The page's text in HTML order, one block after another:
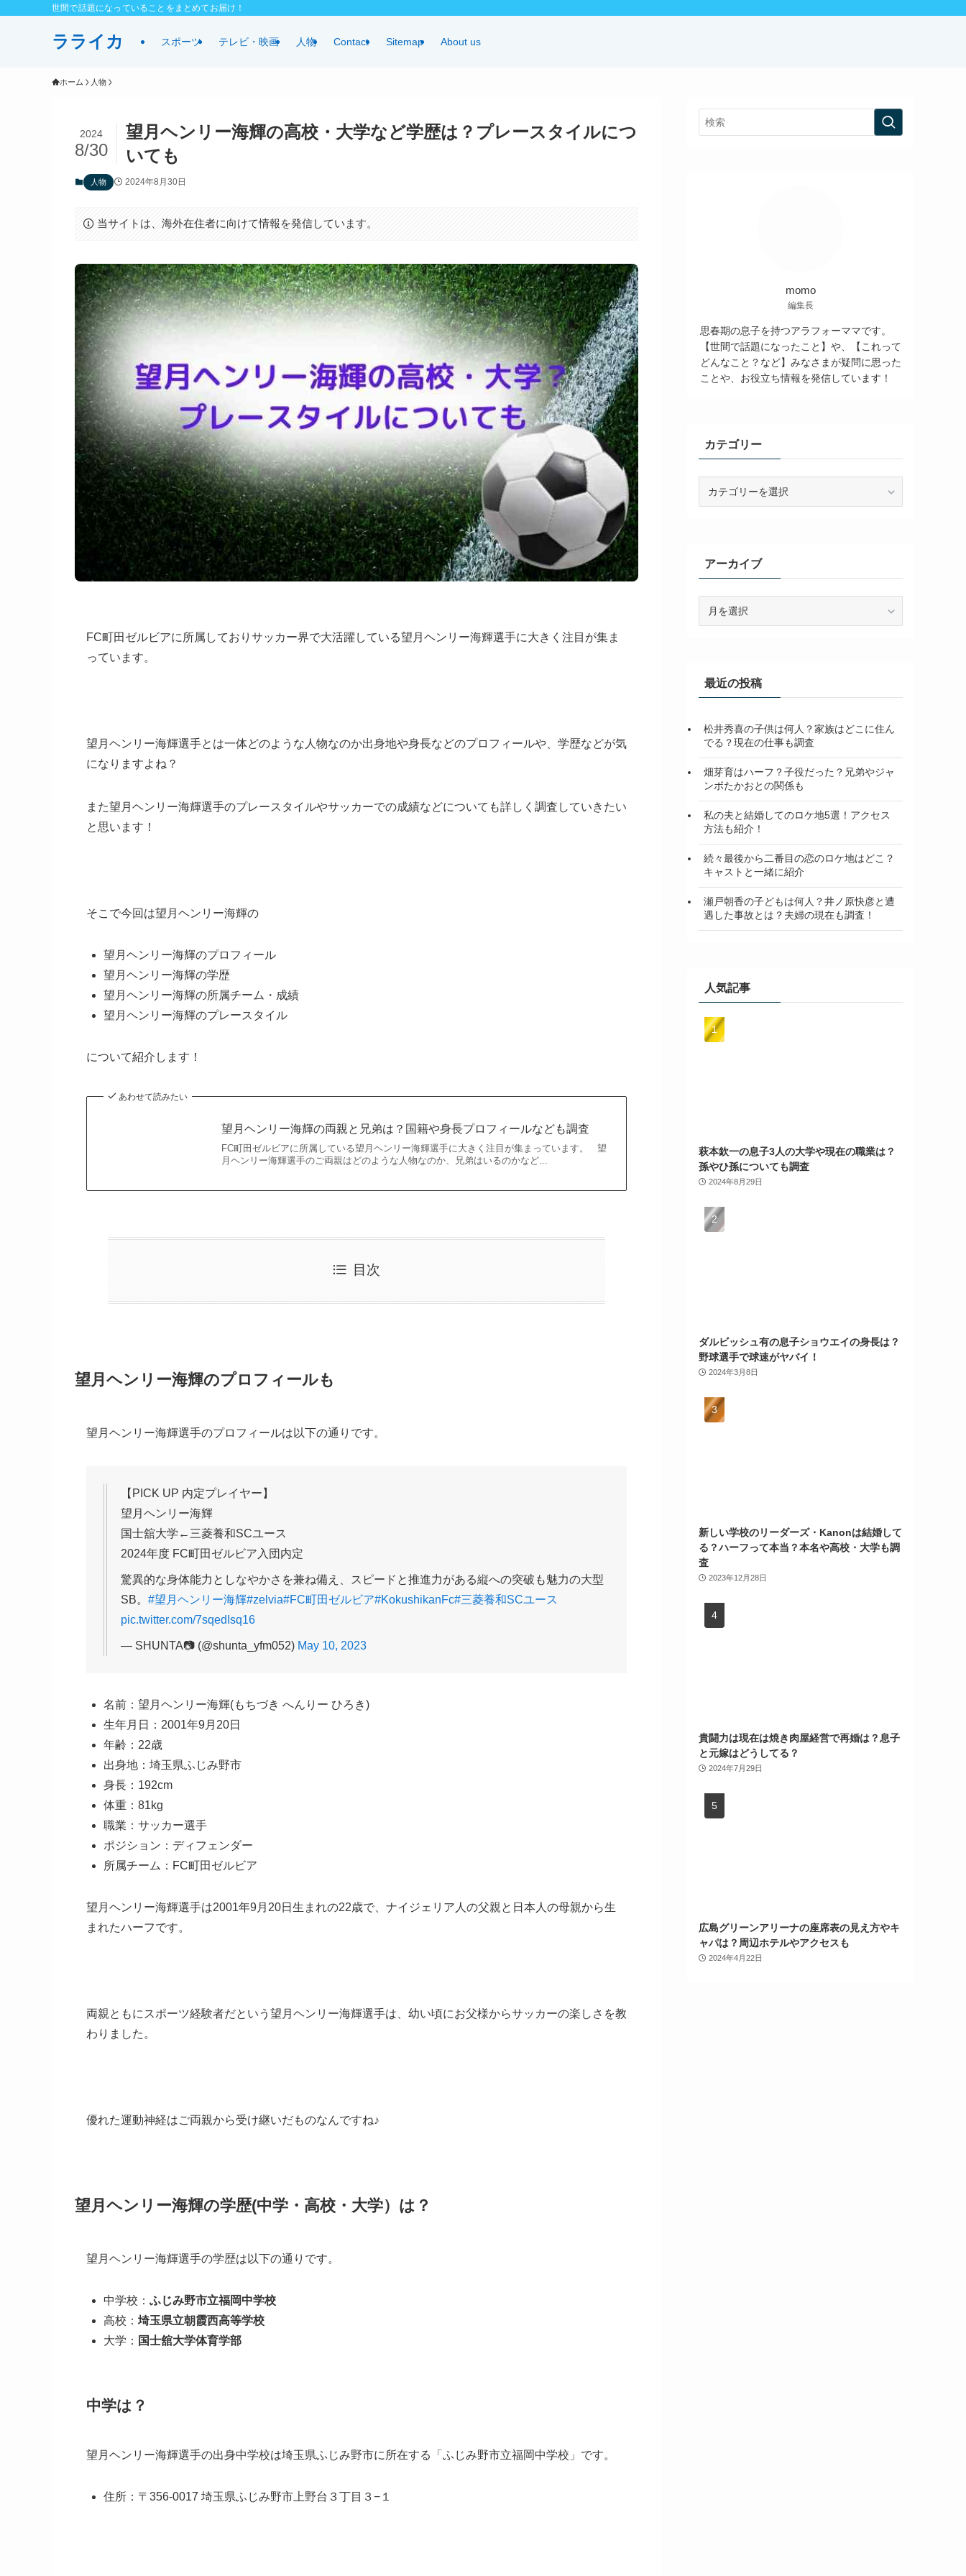
世間で話題になっていることをまとめてお届け！
ラライカ スポーツ テレビ・映画 人物 Contact Sitemap About us
ホーム 人物
望月ヘンリー海輝の高校・大学など学歴は？プレースタイルにつ
いても
2024
8/30
人物 2024年8月30日
当サイトは、海外在住者に向けて情報を発信しています。
FC町田ゼルビアに所属しておりサッカー界で大活躍している望月ヘンリー海輝選手に大きく注目が集ま
っています。
望月ヘンリー海輝選手とは一体どのような人物なのか出身地や身長などのプロフィールや、学歴などが気
になりますよね？
また望月ヘンリー海輝選手のプレースタイルやサッカーでの成績などについても詳しく調査していきたい
と思います！
そこで今回は望月ヘンリー海輝の
望月ヘンリー海輝のプロフィール
望月ヘンリー海輝の学歴
望月ヘンリー海輝の所属チーム・成績
望月ヘンリー海輝のプレースタイル
について紹介します！
あわせて読みたい
望月ヘンリー海輝の両親と兄弟は？国籍や身長プロフィールなども調査
FC町田ゼルビアに所属している望月ヘンリー海輝選手に大きく注目が集まっています。 望
月ヘンリー海輝選手のご両親はどのような人物なのか、兄弟はいるのかなど...
目次
望月ヘンリー海輝のプロフィールも
望月ヘンリー海輝選手のプロフィールは以下の通りです。
【PICK UP 内定プレイヤー】
望月ヘンリー海輝
国士舘大学←三菱養和SCユース
2024年度 FC町田ゼルビア入団内定
驚異的な身体能力としなやかさを兼ね備え、スピードと推進力がある縦への突破も魅力の大型
SB。 #望月ヘンリー海輝#zelvia#FC町田ゼルビア#KokushikanFc#三菱養和SCユース
pic.twitter.com/7sqedIsq16
— SHUNTA📷 (@shunta_yfm052) May 10, 2023
名前：望月ヘンリー海輝(もちづき へんりー ひろき)
生年月日：2001年9月20日
年齢：22歳
出身地：埼玉県ふじみ野市
身長：192cm
体重：81kg
職業：サッカー選手
ポジション：ディフェンダー
所属チーム：FC町田ゼルビア
望月ヘンリー海輝選手は2001年9月20日生まれの22歳で、ナイジェリア人の父親と日本人の母親から生
まれたハーフです。
両親ともにスポーツ経験者だという望月ヘンリー海輝選手は、幼い頃にお父様からサッカーの楽しさを教
わりました。
優れた運動神経はご両親から受け継いだものなんですね♪
望月ヘンリー海輝の学歴(中学・高校・大学）は？
望月ヘンリー海輝選手の学歴は以下の通りです。
中学校： ふじみ野市立福岡中学校
高校： 埼玉県立朝霞西高等学校
大学： 国士舘大学体育学部
中学は？
望月ヘンリー海輝選手の出身中学校は埼玉県ふじみ野市に所在する「ふじみ野市立福岡中学校」です。
住所：〒356-0017 埼玉県ふじみ野市上野台３丁目３−１
momo
編集長
思春期の息子を持つアラフォーママです。
【世間で話題になったこと】や、【これって
どんなこと？など】みなさまが疑問に思った
ことや、お役立ち情報を発信しています！
カテゴリー
アーカイブ
最近の投稿
松井秀喜の子供は何人？家族はどこに住ん
でる？現在の仕事も調査
畑芽育はハーフ？子役だった？兄弟やジャ
ンボたかおとの関係も
私の夫と結婚してのロケ地5選！アクセス
方法も紹介！
続々最後から二番目の恋のロケ地はどこ？
キャストと一緒に紹介
瀬戸朝香の子どもは何人？井ノ原快彦と遭
遇した事故とは？夫婦の現在も調査！
人気記事
萩本欽一の息子3人の大学や現在の職業は？
孫やひ孫についても調査
2024年8月29日
ダルビッシュ有の息子ショウエイの身長は？
野球選手で球速がヤバイ！
2024年3月8日
新しい学校のリーダーズ・Kanonは結婚して
る？ハーフって本当？本名や高校・大学も調
査
2023年12月28日
貴闘力は現在は焼き肉屋経営で再婚は？息子
と元嫁はどうしてる？
2024年7月29日
広島グリーンアリーナの座席表の見え方やキ
ャパは？周辺ホテルやアクセスも
2024年4月22日